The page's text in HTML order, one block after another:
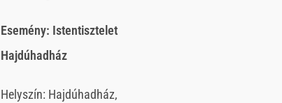
Esemény: Istentisztelet
Hajdúhadház
Helyszín: Hajdúhadház,